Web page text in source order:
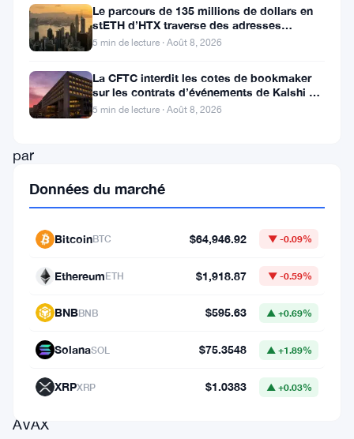
prometteurs
d’une
éventuelle
percée
haussière,
par
des
rumeurs
fonds
négocié
bourse
(ETF)
AVAX
Le parcours de 135 millions de dollars en
stETH d’HTX traverse des adresses
Poloniex
5 min de lecture · Août 8, 2026
La CFTC interdit les cotes de bookmaker
sur les contrats d’événements de Kalshi et
Polymarket
5 min de lecture · Août 8, 2026
Données du marché
BitcoinBTC $64,946.92 ▼ -0.09%
EthereumETH $1,918.87 ▼ -0.59%
BNBBNB $595.63 ▲ +0.69%
SolanaSOL $75.3548 ▲ +1.89%
XRPXRP $1.0383 ▲ +0.03%